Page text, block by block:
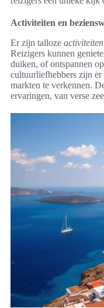
Activiteiten en
Er zijn talloze
Reizigers kunnen
duiken, of ontspannen
cultuurliefhebbers zijn er
markten te verkennen.
ervaringen, van verse